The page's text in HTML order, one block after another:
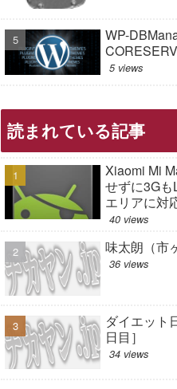
WP-
5 views
読まれている記事
Xiaomi Mi
せずに3Gも
エリアに対
40 views
味太朗（市
36 views
ダイエット
日目］
34 views